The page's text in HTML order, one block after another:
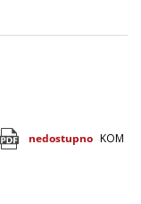
nedostupno KOM